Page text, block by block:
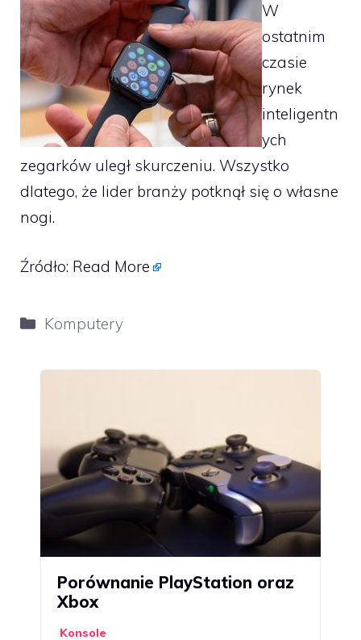
W
ostatnim
czasie
rynek
inteligentn
ych
zegarków uległ skurczeniu. Wszystko
dlatego, że lider branży potknął się o własne
nogi.
Źródło: Read More
Kategorie
Komputery
Porównanie PlayStation oraz
Xbox
Konsole